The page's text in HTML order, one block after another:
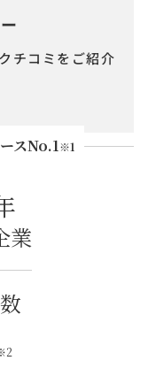
チコミをご紹介
スNo.1※1
業